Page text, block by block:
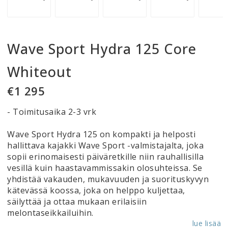
Wave Sport Hydra 125 Core
Whiteout
€1 295
- Toimitusaika 2-3 vrk
Wave Sport Hydra 125 on kompakti ja helposti
hallittava kajakki Wave Sport -valmistajalta, joka
sopii erinomaisesti päiväretkille niin rauhallisilla
vesillä kuin haastavammissakin olosuhteissa. Se
yhdistää vakauden, mukavuuden ja suorituskyvyn
kätevässä koossa, joka on helppo kuljettaa,
säilyttää ja ottaa mukaan erilaisiin
melontaseikkailuihin.
lue lisää